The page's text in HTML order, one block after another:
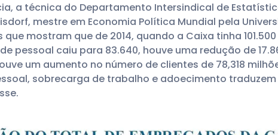
a técnica do Departamento Intersindical de
mestre em Economia Política Mundial pela
mostram que de 2014, quando a Caixa tinha
pessoal caiu para 83.640, houve uma redução de
um aumento no número de clientes de 78,318
sobrecarga de trabalho e adoecimento